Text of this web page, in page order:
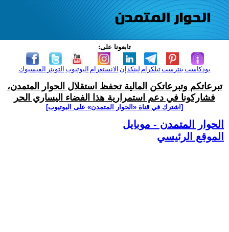
تابعونا على:
الفيسبوك التويتر اليوتيوب الانستغرام لينكدإن تيلكرامبنترست بودكاست
تبرعاتكم وتبرعاتكن المالية تحفظ استقلال الحوار المتمدن،
فشاركونا في دعم استمرارية هذا الفضاء اليساري الحر
[اشترك في قناة ‫«الحوار المتمدن» على اليوتيوب]
الحوار المتمدن - موبايل
الموقع الرئيسي